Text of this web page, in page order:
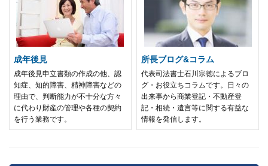
成年後見
成年後見申立書類の作成の他、認
知症、知的障害、精神障害などの
理由で、判断能力が不十分な方々
に代わり財産の管理や各種の契約
を行う業務です。
所長ブログ&コラム
代表司法書士石川宗徳によるブロ
グ・お役立ちコラムです。日々の
出来事から商業登記・不動産登
記・相続・遺言等に関する有益な
情報を発信します。